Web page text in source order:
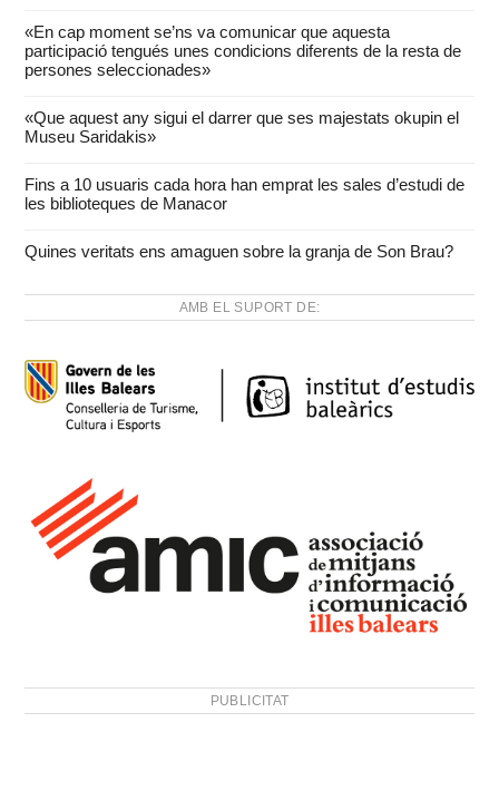
«En cap moment se’ns va comunicar que aquesta
participació tengués unes condicions diferents de la resta de
persones seleccionades»
«Que aquest any sigui el darrer que ses majestats okupin el
Museu Saridakis»
Fins a 10 usuaris cada hora han emprat les sales d’estudi de
les biblioteques de Manacor
Quines veritats ens amaguen sobre la granja de Son Brau?
AMB EL SUPORT DE:
PUBLICITAT